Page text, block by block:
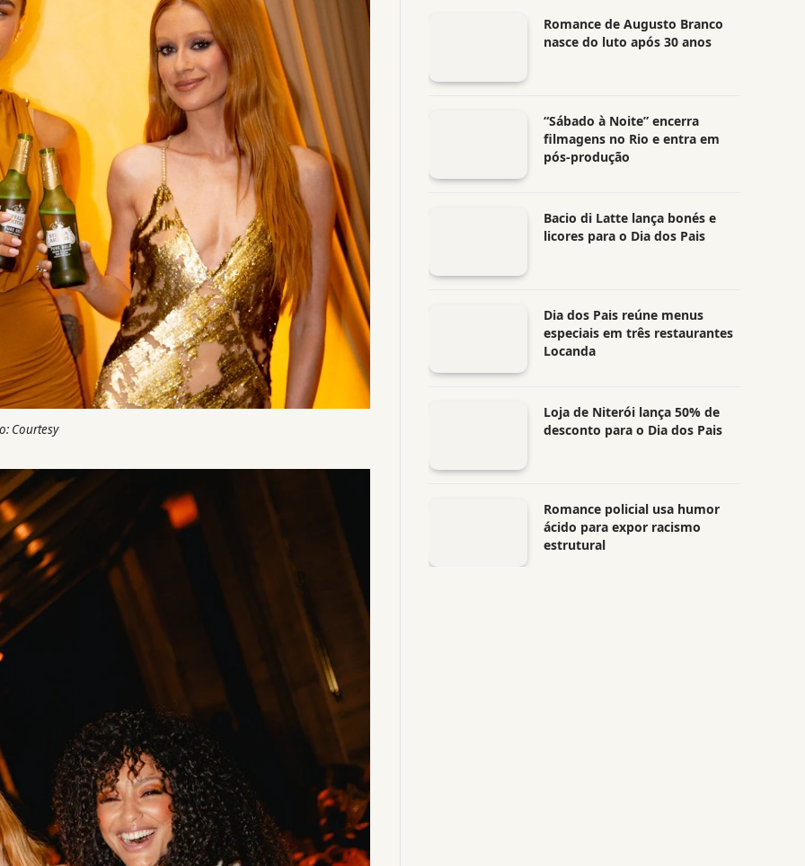
Courtesy
Romance de Augusto Branco
nasce do luto após 30 anos
“Sábado à Noite” encerra
filmagens no Rio e entra em
pós-produção
Bacio di Latte lança bonés e
licores para o Dia dos Pais
Dia dos Pais reúne menus
especiais em três restaurantes
Locanda
Loja de Niterói lança 50% de
desconto para o Dia dos Pais
Romance policial usa humor
ácido para expor racismo
estrutural